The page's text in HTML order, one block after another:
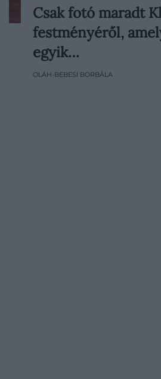
Gustav Klimt
monumentális
Egyetem nagytermébe
azonban soha nem került
helyére. A művet
Csak fotó maradt
festményéről,
egyik…
OLÁH-BEBESI BORBÁLA